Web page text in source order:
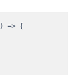
) => {